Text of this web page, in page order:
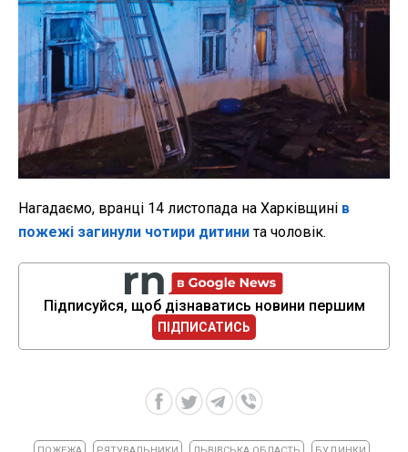
Нагадаємо, вранці 14 листопада на Харківщині в
пожежі загинули чотири дитинита чоловік.
Підписуйся, щоб дізнаватись новини першим
ПІДПИСАТИСЬ